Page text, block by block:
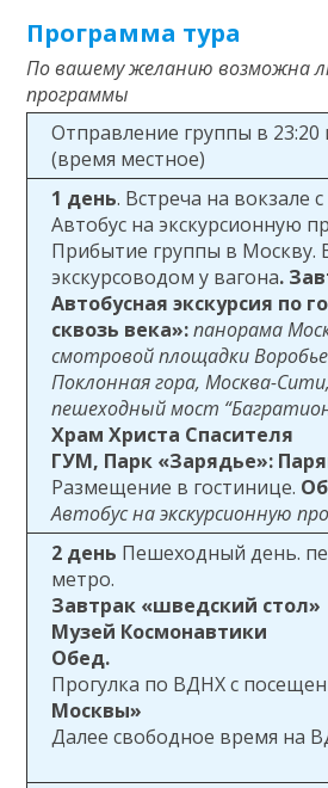
Программа тура
По вашему желанию возможна
программы
Отправление группы в 23:20
(время местное)
1 день. Встреча на вокзале
Автобус на экскурсионную
Прибытие группы в Москву.
экскурсоводом у вагона.
Автобусная экскурсия по
сквозь века»:панорама
смотровой площадки
Поклонная гора, Москва-
пешеходный мост
Храм Христа Спасителя
ГУМ, Парк «Зарядье»:
Размещение в гостинице.
Автобус на экскурсионную
2 день Пешеходный день.
метро.
Завтрак «шведский стол»
Музей Космонавтики
Обед.
Прогулка по ВДНХ с
Москвы»
Далее свободное время на